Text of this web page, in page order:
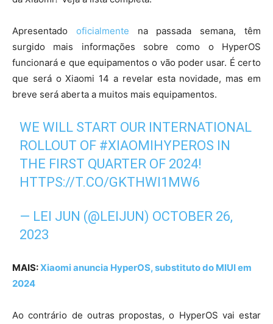
Apresentado oficialmente na passada semana, têm
surgido mais informações sobre como o HyperOS
funcionará e que equipamentos o vão poder usar. É certo
que será o Xiaomi 14 a revelar esta novidade, mas em
breve será aberta a muitos mais equipamentos.
WE WILL START OUR INTERNATIONAL
ROLLOUT OF #XIAOMIHYPEROS IN
THE FIRST QUARTER OF 2024!
HTTPS://T.CO/GKTHWI1MW6
— LEI JUN (@LEIJUN) OCTOBER 26,
2023
MAIS:Xiaomi anuncia HyperOS, substituto do MIUI em
2024
Ao contrário de outras propostas, o HyperOS vai estar